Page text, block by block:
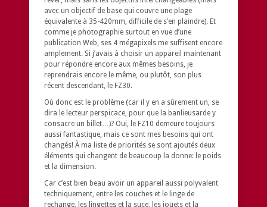
avec un objectif de base qui couvre une plage
équivalente à 35-420mm, difficile de s’en plaindre). Et
comme je photographie surtout en vue d’une
publication Web, ses 4 mégapixels me suffisent encore
amplement. Si j’avais à choisir un appareil maintenant
pour répondre encore aux mêmes besoins, je
reprendrais encore le même, ou plutôt, son plus
récent descendant, le FZ30.
Où donc est le problème (car il y en a sûrement un, se
dira le lecteur perspicace, pour que la banlieusarde y
consacre un billet…)? Oui, le FZ10 demeure toujours
aussi fantastique, mais ce sont mes besoins qui ont
changés! À ma liste de priorités se sont ajoutés deux
éléments qui changent de beaucoup la donne: le poids
et la dimension.
Car c’est bien beau avoir un appareil aussi polyvalent
techniquement, entre les couches et le linge de
rechange, les lingettes et la suce, les jouets et la